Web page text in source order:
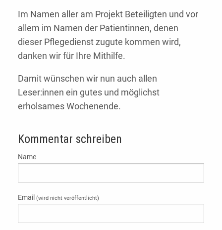
Im Namen aller am Projekt Beteiligten und vor
allem im Namen der Patientinnen, denen
dieser Pflegedienst zugute kommen wird,
danken wir für Ihre Mithilfe.
Damit wünschen wir nun auch allen
Leser:innen ein gutes und möglichst
erholsames Wochenende.
Kommentar schreiben
Name
Email (wird nicht veröffentlicht)